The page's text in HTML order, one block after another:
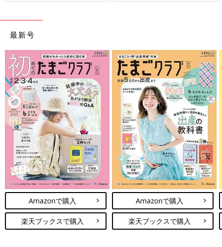
最新号
Amazonで購入
楽天ブックスで購入
Amazonで購入
楽天ブックスで購入